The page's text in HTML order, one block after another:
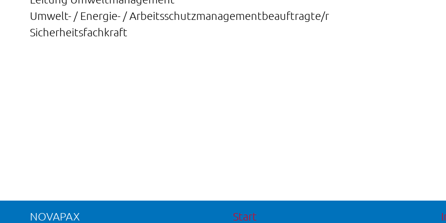
Umwelt- / Energie- / Arbeitsschutzmanagementbeauftragte/r
Sicherheitsfachkraft
NOVAPAX Start